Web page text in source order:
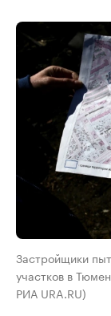
Застройщики
участков в
РИА URA.RU)